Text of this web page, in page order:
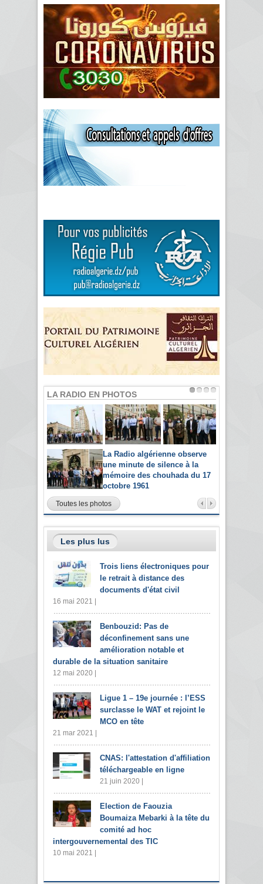
LA RADIO EN PHOTOS
La Radio algérienne observe
une minute de silence à la
mémoire des chouhada du 17
octobre 1961
Toutes les photos
Les plus lus
Trois liens électroniques pour
le retrait à distance des
documents d'état civil
16 mai 2021 |
Benbouzid: Pas de
déconfinement sans une
amélioration notable et
durable de la situation sanitaire
12 mai 2020 |
Ligue 1 – 19e journée : l’ESS
surclasse le WAT et rejoint le
MCO en tête
21 mar 2021 |
CNAS: l'attestation d'affiliation
téléchargeable en ligne
21 juin 2020 |
Election de Faouzia
Boumaiza Mebarki à la tête du
comité ad hoc
intergouvernemental des TIC
10 mai 2021 |